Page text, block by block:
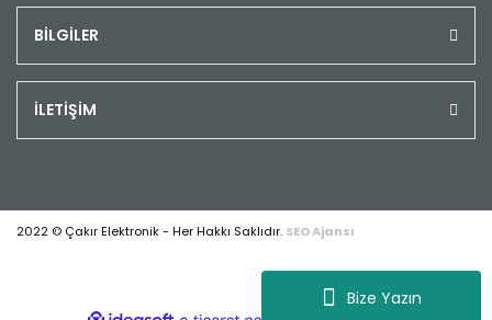
Bize Yazın
BİLGİLER
İLETİŞİM
2022 © Çakır Elektronik - Her Hakkı Saklıdır. SEO Ajansı